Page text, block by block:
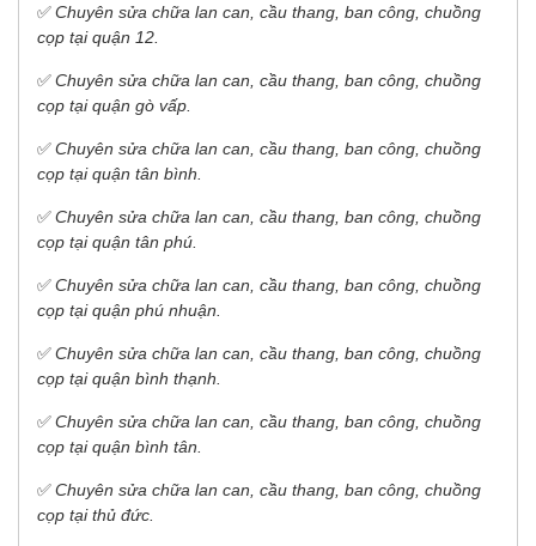
✅Chuyên sửa chữa lan can, cầu thang, ban công, chuồng
cọp tại quận 12.
✅Chuyên sửa chữa lan can, cầu thang, ban công, chuồng
cọp tại quận gò vấp.
✅Chuyên sửa chữa lan can, cầu thang, ban công, chuồng
cọp tại quận tân bình.
✅Chuyên sửa chữa lan can, cầu thang, ban công, chuồng
cọp tại quận tân phú.
✅Chuyên sửa chữa lan can, cầu thang, ban công, chuồng
cọp tại quận phú nhuận.
✅Chuyên sửa chữa lan can, cầu thang, ban công, chuồng
cọp tại quận bình thạnh.
✅Chuyên sửa chữa lan can, cầu thang, ban công, chuồng
cọp tại quận bình tân.
✅Chuyên sửa chữa lan can, cầu thang, ban công, chuồng
cọp tại thủ đức.